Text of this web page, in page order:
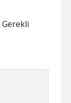
Gerekli